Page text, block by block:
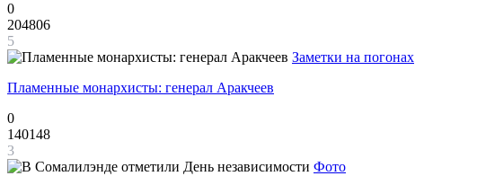
0
204806
5
Заметки на погонах
Пламенные монархисты: генерал Аракчеев
0
140148
3
Фото